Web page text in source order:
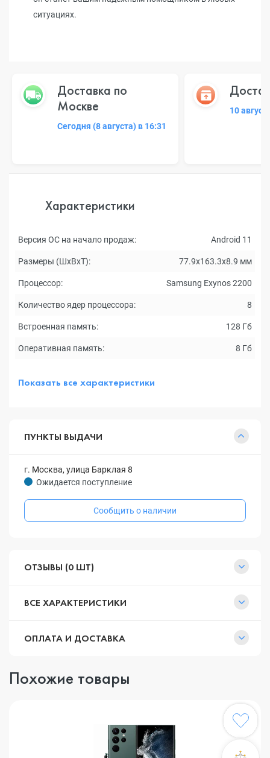
ситуациях.
Доставка по
Москве
Сегодня (8 августа) в 16:31
10
Характеристики
Версия ОС на начало продаж: Android 11
Размеры (ШxВxТ): 77.9x163.3x8.9 мм
Процессор: Samsung Exynos 2200
Количество ядер процессора: 8
Встроенная память: 128 Гб
Оперативная память: 8 Гб
Показать все характеристики
ПУНКТЫ ВЫДАЧИ
г. Москва, улица Барклая 8
Ожидается поступление
Сообщить о наличии
ОТЗЫВЫ (0 ШТ)
ВСЕ ХАРАКТЕРИСТИКИ
ОПЛАТА И ДОСТАВКА
Похожие товары